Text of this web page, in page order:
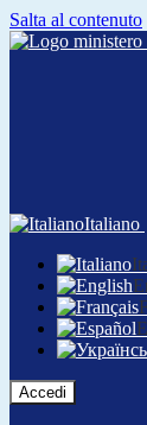
Salta al contenuto
Italiano
Accedi